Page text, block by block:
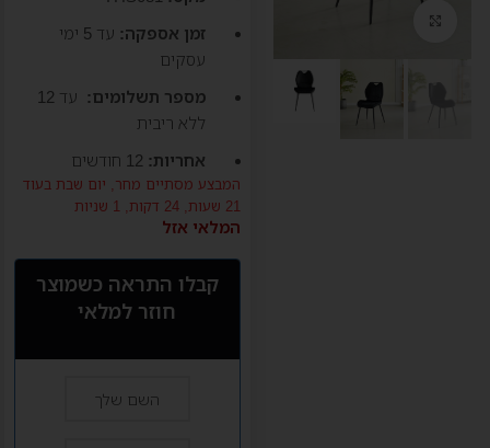
קליק לזום
זמן אספקה: עד 5
ימי
עסקים
מספר תשלומים:
עד 12
ללא ריבית
אחריות: 12 חודשים
המבצע מסתיים מחר, יום שבת בעוד
21 שעות, 24 דקות, 0 שניות
המלאי אזל
קבלו התראה כשמוצר
חוזר למלאי